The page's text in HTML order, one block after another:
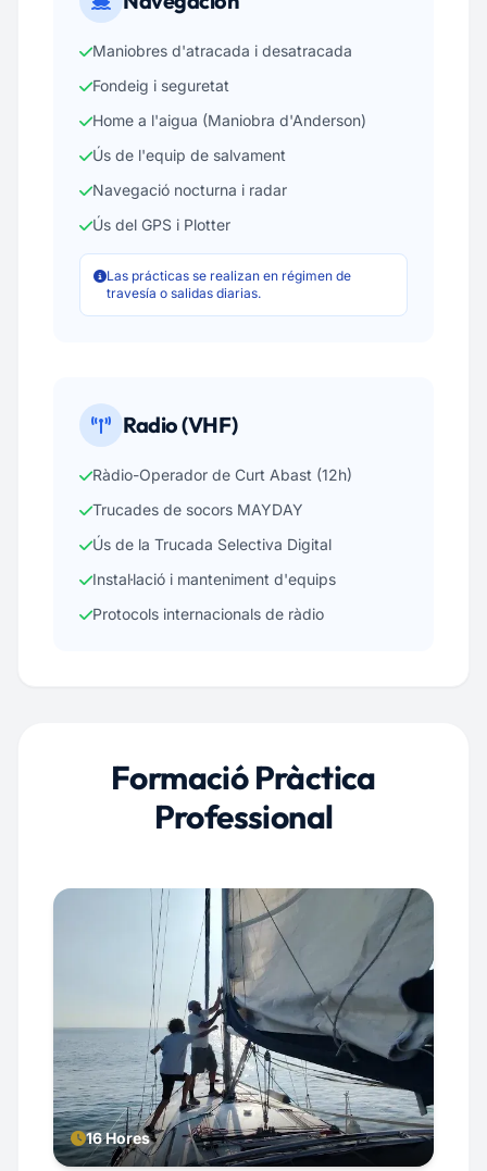
Maniobres d'atracada i desatracada
Fondeig i seguretat
Home a l'aigua (Maniobra d'Anderson)
Ús de l'equip de salvament
Navegació nocturna i radar
Ús del GPS i Plotter
Las prácticas se realizan en régimen de
travesía o salidas diarias.
Radio (VHF)
Ràdio-Operador de Curt Abast (12h)
Trucades de socors MAYDAY
Ús de la Trucada Selectiva Digital
Instal·lació i manteniment d'equips
Protocols internacionals de ràdio
Formació Pràctica
Professional
16 Hores